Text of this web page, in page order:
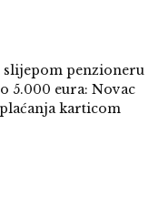
slijepom penzioneru
5.000 eura: Novac
karticom